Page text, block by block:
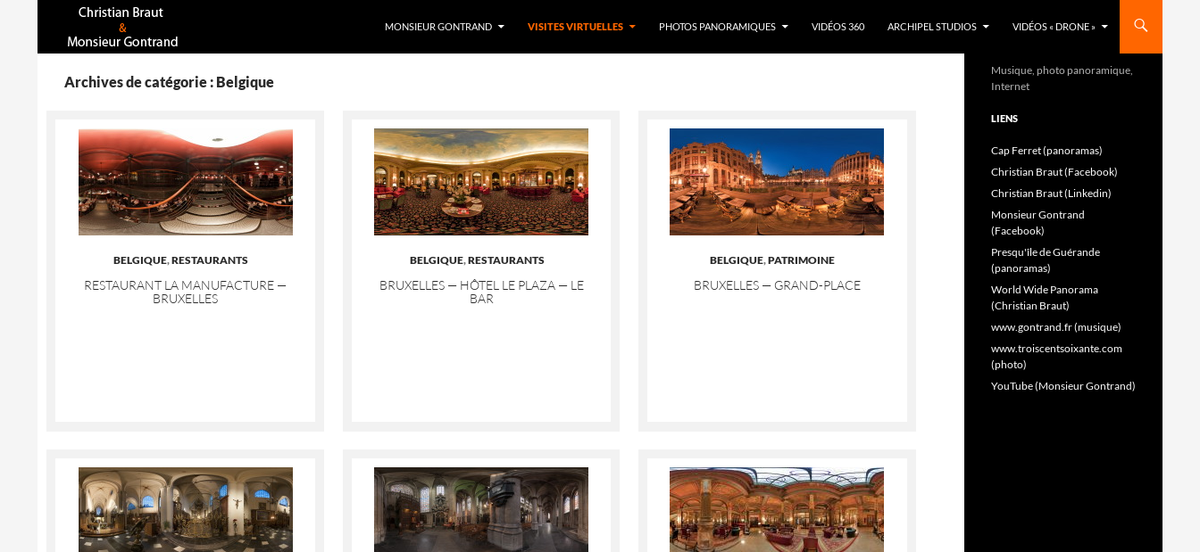
Recherche
MONSIEUR GONTRAND
VISITES VIRTUELLES PHOTOS PANORAMIQUES VIDÉOS 360 ARCHIPEL STUDIOS VIDÉOS « DRONE »
Archives de catégorie : Belgique
BELGIQUE,RESTAURANTS
RESTAURANT LA MANUFACTURE —
BRUXELLES
BELGIQUE,RESTAURANTS
BRUXELLES — HÔTEL LE PLAZA — LE
BAR
BELGIQUE,PATRIMOINE
BRUXELLES — GRAND-PLACE
Musique, photo panoramique,
Internet
LIENS
Cap Ferret (panoramas)
Christian Braut (Facebook)
Christian Braut (Linkedin)
Monsieur Gontrand
(Facebook)
Presqu'île de Guérande
(panoramas)
World Wide Panorama
(Christian Braut)
www.gontrand.fr (musique)
www.troiscentsoixante.com
(photo)
YouTube (Monsieur Gontrand)